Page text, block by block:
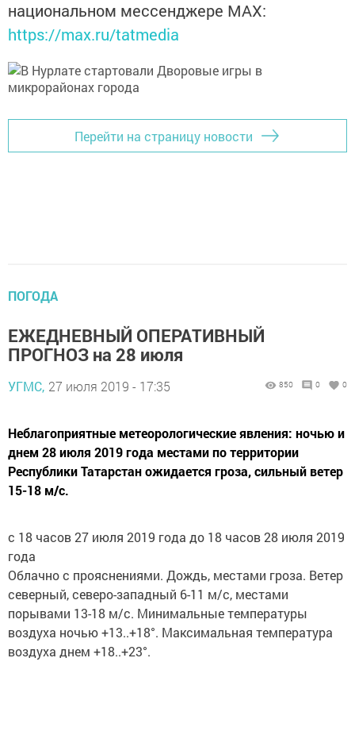
национальном мессенджере MАХ:
https://max.ru/tatmedia
Перейти на страницу новости
ПОГОДА
ЕЖЕДНЕВНЫЙ ОПЕРАТИВНЫЙ
ПРОГНОЗ на 28 июля
УГМС, 27 июля 2019 - 17:35 850 0 0
Неблагоприятные метеорологические явления: ночью и
днем 28 июля 2019 года местами по территории
Республики Татарстан ожидается гроза, сильный ветер
15-18 м/с.
с 18 часов 27 июля 2019 года до 18 часов 28 июля 2019
года
Облачно с прояснениями. Дождь, местами гроза. Ветер
северный, северо-западный 6-11 м/с, местами
порывами 13-18 м/с. Минимальные температуры
воздуха ночью +13..+18°. Максимальная температура
воздуха днем +18..+23°.